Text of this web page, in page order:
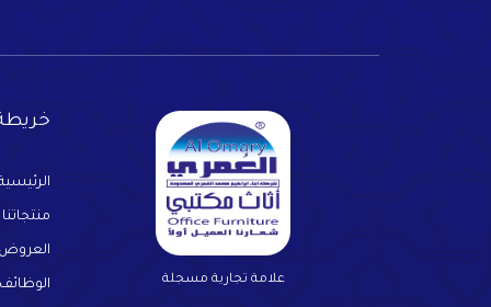
علامة تجارية مسجلة
منتجاتنا
الوظائف